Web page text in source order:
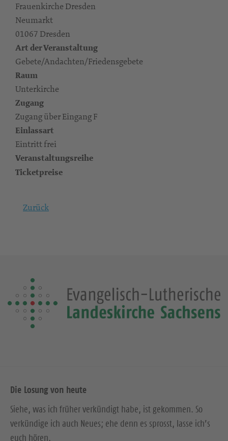
Frauenkirche Dresden
Neumarkt
01067 Dresden
Art der Veranstaltung
Gebete/Andachten/Friedensgebete
Raum
Unterkirche
Zugang
Zugang über Eingang F
Einlassart
Eintritt frei
Veranstaltungsreihe
Ticketpreise
Zurück
Die Losung von heute
Siehe, was ich früher verkündigt habe, ist gekommen. So
verkündige ich auch Neues; ehe denn es sprosst, lasse ich’s
euch hören.